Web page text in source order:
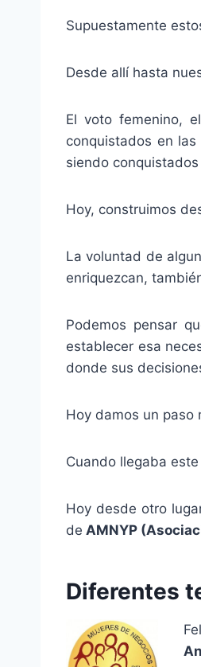
Supuestamente
Desde allí hasta
El voto femenino,
conquistados en
siendo
Hoy, construimos
La voluntad de
enriquezcan,
Podemos pensar
establecer esa
donde sus
Hoy damos un paso
Cuando llegaba
Hoy desde otro
de AMNYP
Diferentes